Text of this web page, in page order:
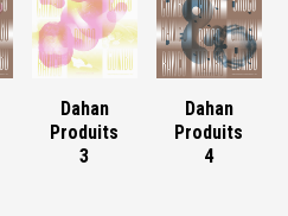
Dahan
Produits
3
Dahan
Produits
4